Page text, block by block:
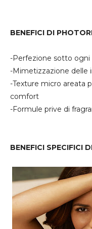
BENEFICI DI
-Perfezione sotto ogni
-Mimetizzazione delle
-Texture micro areata
comfort
-Formule prive di
BENEFICI SPECIFICI